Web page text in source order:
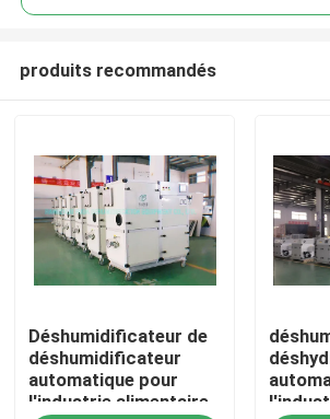
Maison
Des produits
Au sujet de nous
produits recommandés
Déshumidificateur de
déshumidificateur
automatique pour
l'industrie alimentaire